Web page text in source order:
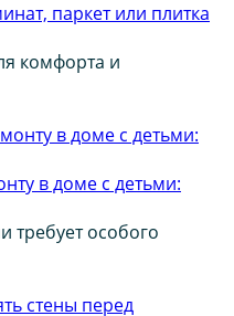
паркет или плитка
комфорта и
в доме с детьми:
требует особого